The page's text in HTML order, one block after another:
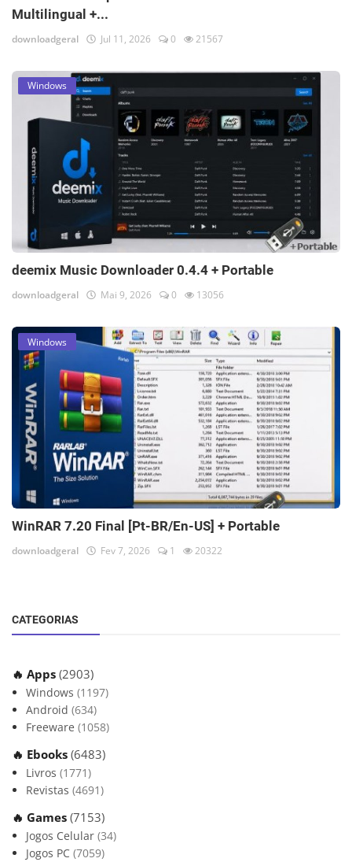
Multilingual +...
downloadgeral Jul 11, 2026 0 21567
Windows
deemix Music Downloader 0.4.4 + Portable
downloadgeral Mai 9, 2026 0 13056
Windows
WinRAR 7.20 Final [Pt-BR/En-US] + Portable
downloadgeral Fev 7, 2026 1 20322
CATEGORIAS
🔥 Apps (2903)
Windows (1197)
Android (634)
Freeware (1058)
🔥 Ebooks (6483)
Livros (1771)
Revistas (4691)
🔥 Games (7153)
Jogos Celular (34)
Jogos PC (7059)